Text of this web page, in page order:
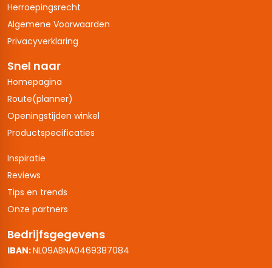
Herroepingsrecht
Algemene Voorwaarden
Privacyverklaring
Snel naar
Homepagina
Route(planner)
Openingstijden winkel
Productspecificaties
Inspiratie
Reviews
Tips en trends
Onze partners
Bedrijfsgegevens
IBAN:NL09ABNA0469387084